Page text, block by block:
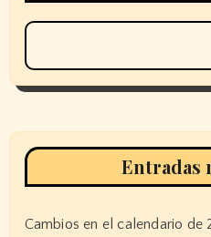
Entradas
Cambios en el calendario de